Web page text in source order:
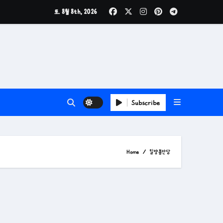
토. 8월 8th, 2026
Subscribe
Home 밀양봉안당